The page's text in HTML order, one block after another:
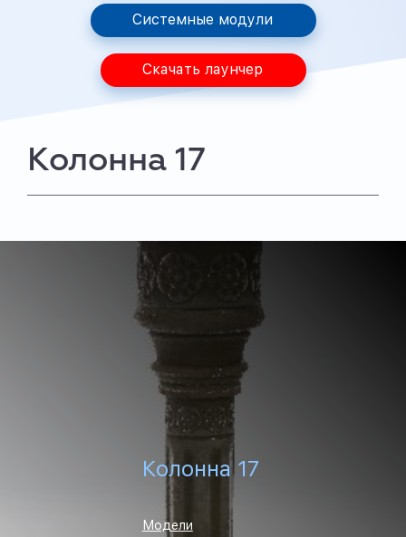
Системные модули
Скачать лаунчер
Колонна 17
Колонна 17
Модели